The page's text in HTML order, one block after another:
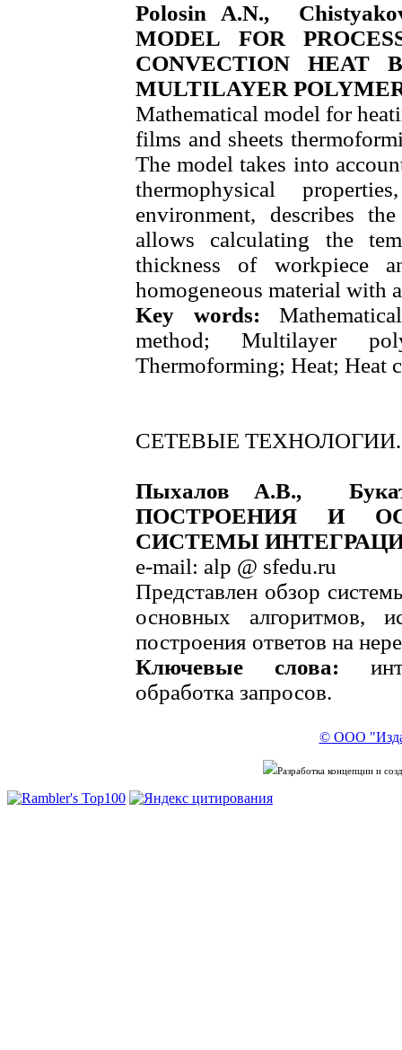
Polosin A.N.,
MODEL FOR
CONVECTION HEAT
MULTILAYER
Mathematical model for
films and sheets
The model takes into
thermophysical
environment, describes
allows calculating the
thickness of workpiece
homogeneous material with
Key words:
method; Multilayer
Thermoforming; Heat; Heat
СЕТЕВЫЕ
Пыхалов А.В.,
ПОСТРОЕНИЯ И
СИСТЕМЫ
e-mail: alp @ sfedu.ru
Представлен обзор
основных алгоритмов,
построения ответов на
Ключевые слова:
обработка запросов.
© ООО
Разработка концепции и